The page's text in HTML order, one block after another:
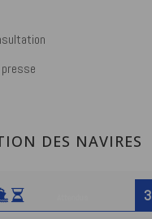
DES NAVIRES
3